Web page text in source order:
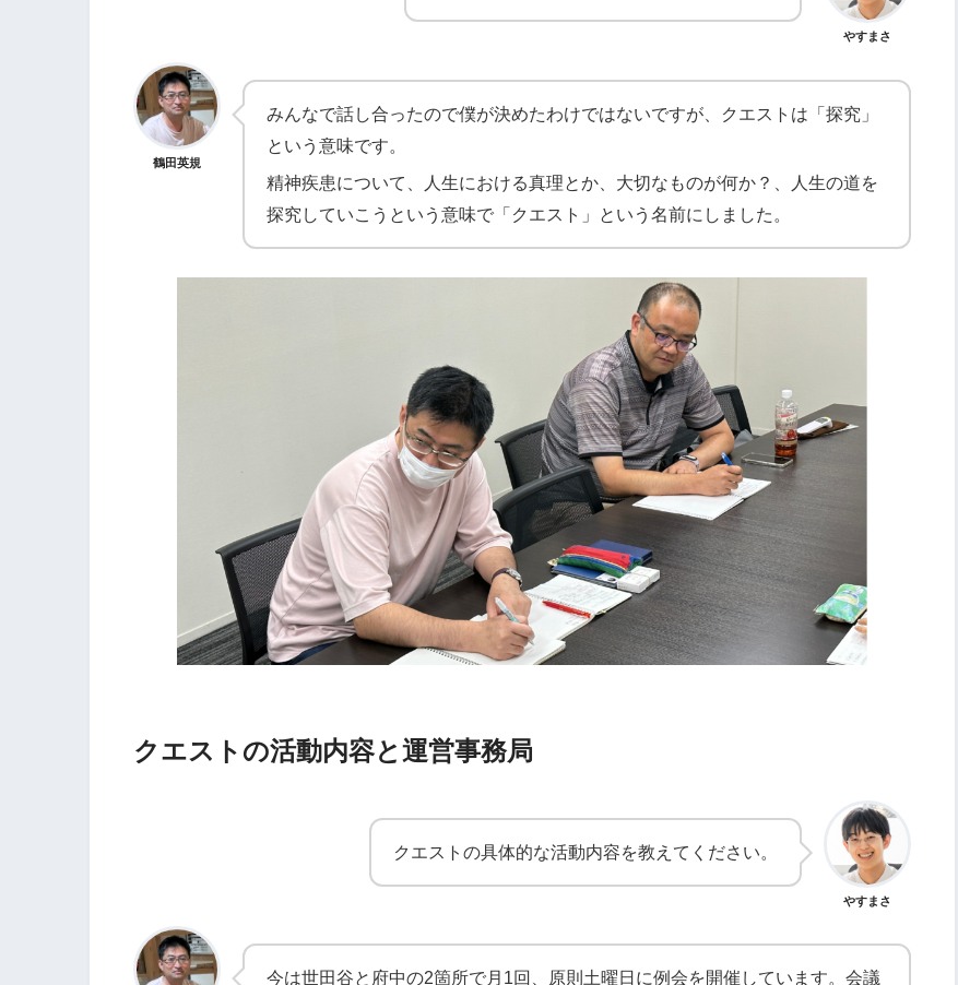
やすまさ
鶴田英規
みんなで話し合ったので僕が決めたわけではないですが、クエストは「探究」
という意味です。
精神疾患について、人生における真理とか、大切なものが何か？、人生の道を
探究していこうという意味で「クエスト」という名前にしました。
クエストの活動内容と運営事務局
やすまさ
クエストの具体的な活動内容を教えてください。
今は世田谷と府中の2箇所で月1回、原則土曜日に例会を開催しています。会議